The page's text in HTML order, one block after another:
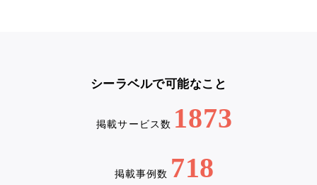
シーラベルで可能なこと
掲載サービス数 1873
掲載事例数 718